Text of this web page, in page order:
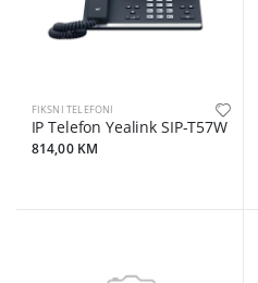
FIKSNI TELEFONI
IP Telefon Yealink SIP-T57W
814,00 KM